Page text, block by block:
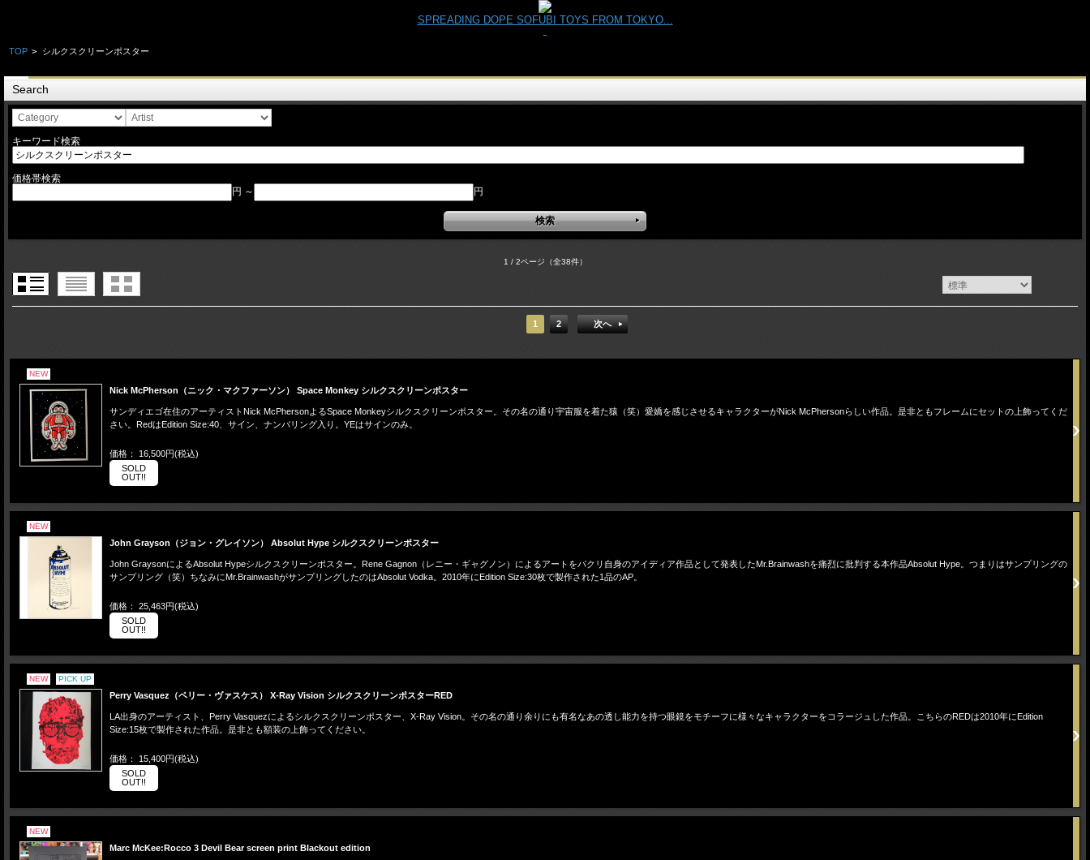
SPREADING DOPE SOFUBI TOYS FROM TOKYO...
TOP > シルクスクリーンポスター
Search
キーワード検索
価格帯検索
円 ～
円
1 / 2ページ（全38件）
1 2 次へ
NEW
Nick McPherson（ニック・マクファーソン） Space Monkey シルクスクリーンポスター
サンディエゴ在住のアーティストNick McPhersonよるSpace Monkeyシルクスクリーンポスター。その名の通り宇宙服を着た猿（笑）愛嬌を感じさせるキャラクターがNick McPhersonらしい作品。是非ともフレームにセットの上飾ってくだ
さい。RedはEdition Size:40、サイン、ナンバリング入り。YEはサインのみ。
価格： 16,500円(税込)
SOLD
OUT!!
NEW
John Grayson（ジョン・グレイソン） Absolut Hype シルクスクリーンポスター
John GraysonによるAbsolut Hypeシルクスクリーンポスター。Rene Gagnon（レニー・ギャグノン）によるアートをパクリ自身のアイディア作品として発表したMr.Brainwashを痛烈に批判する本作品Absolut Hype。つまりはサンプリングの
サンプリング（笑）ちなみにMr.BrainwashがサンプリングしたのはAbsolut Vodka。2010年にEdition Size:30枚で製作された1品のAP。
価格： 25,463円(税込)
SOLD
OUT!!
NEW PICK UP
Perry Vasquez（ペリー・ヴァスケス） X-Ray Vision シルクスクリーンポスターRED
LA出身のアーティスト、Perry Vasquezによるシルクスクリーンポスター、X-Ray Vision。その名の通り余りにも有名なあの透し能力を持つ眼鏡をモチーフに様々なキャラクターをコラージュした作品。こちらのREDは2010年にEdition
Size:15枚で製作された作品。是非とも額装の上飾ってください。
価格： 15,400円(税込)
SOLD
OUT!!
NEW
Marc McKee:Rocco 3 Devil Bear screen print Blackout edition